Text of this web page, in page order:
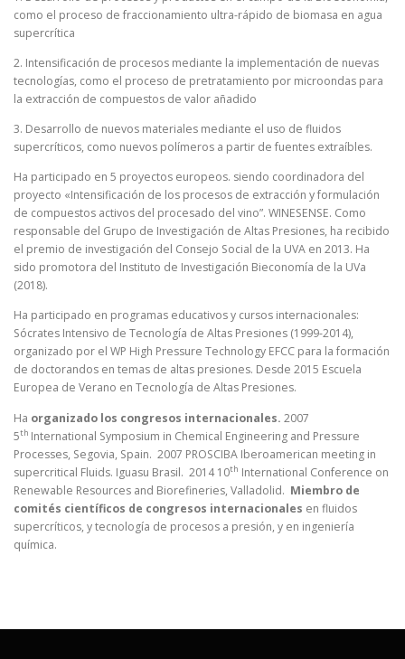
como el proceso de fraccionamiento ultra-rápido de biomasa en agua
supercrítica
2. Intensificación de procesos mediante la implementación de nuevas
tecnologías, como el proceso de pretratamiento por microondas para
la extracción de compuestos de valor añadido
3. Desarrollo de nuevos materiales mediante el uso de fluidos
supercríticos, como nuevos polímeros a partir de fuentes extraíbles.
Ha participado en 5 proyectos europeos. siendo coordinadora del
proyecto «Intensificación de los procesos de extracción y formulación
de compuestos activos del procesado del vino”. WINESENSE. Como
responsable del Grupo de Investigación de Altas Presiones, ha recibido
el premio de investigación del Consejo Social de la UVA en 2013. Ha
sido promotora del Instituto de Investigación Bieconomía de la UVa
(2018).
Ha participado en programas educativos y cursos internacionales:
Sócrates Intensivo de Tecnología de Altas Presiones (1999-2014),
organizado por el WP High Pressure Technology EFCC para la formación
de doctorandos en temas de altas presiones. Desde 2015 Escuela
Europea de Verano en Tecnología de Altas Presiones.
Ha organizado los congresos internacionales. 2007
5th International Symposium in Chemical Engineering and Pressure
Processes, Segovia, Spain. 2007 PROSCIBA Iberoamerican meeting in
supercritical Fluids. Iguasu Brasil. 2014 10th International Conference on
Renewable Resources and Biorefineries, Valladolid. Miembro de
comités científicos de congresos internacionales en fluidos
supercríticos, y tecnología de procesos a presión, y en ingeniería
química.